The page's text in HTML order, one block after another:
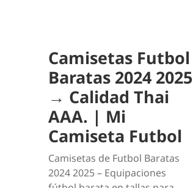
Camisetas Futbol
Baratas 2024 2025
→ Calidad Thai
AAA. | Mi
Camiseta Futbol
Camisetas de Futbol Baratas
2024 2025 – Equipaciones